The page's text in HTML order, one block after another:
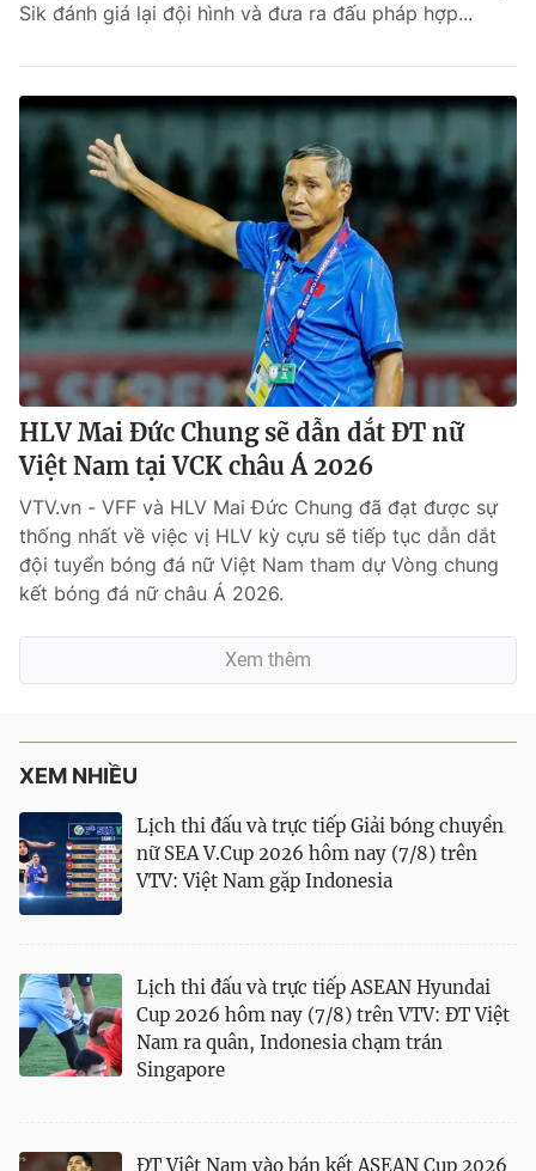
Sik đánh giá lại đội hình và đưa ra đấu pháp hợp...
HLV Mai Đức Chung sẽ dẫn dắt ĐT nữ
Việt Nam tại VCK châu Á 2026
VTV.vn - VFF và HLV Mai Đức Chung đã đạt được sự
thống nhất về việc vị HLV kỳ cựu sẽ tiếp tục dẫn dắt
đội tuyển bóng đá nữ Việt Nam tham dự Vòng chung
kết bóng đá nữ châu Á 2026.
Xem thêm
XEM NHIỀU
Lịch thi đấu và trực tiếp Giải bóng chuyền
nữ SEA V.Cup 2026 hôm nay (7/8) trên
VTV: Việt Nam gặp Indonesia
Lịch thi đấu và trực tiếp ASEAN Hyundai
Cup 2026 hôm nay (7/8) trên VTV: ĐT Việt
Nam ra quân, Indonesia chạm trán
Singapore
ĐT Việt Nam vào bán kết ASEAN Cup 2026